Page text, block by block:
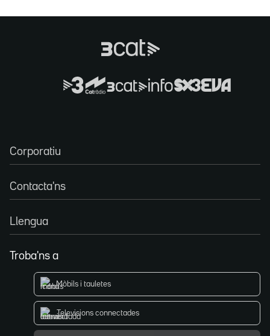
Corporatiu
Contacta'ns
Llengua
Troba'ns a
Mòbils i tauletes
Televisions connectades